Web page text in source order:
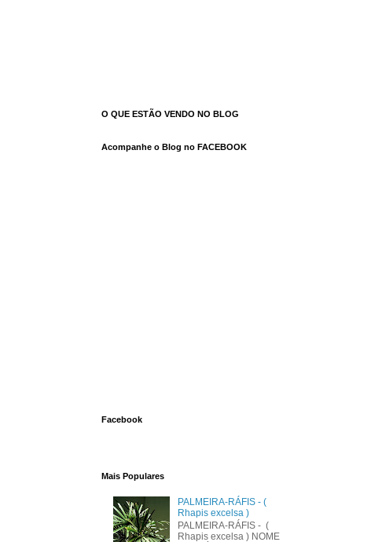
O QUE ESTÃO VENDO NO BLOG
Acompanhe o Blog no FACEBOOK
Facebook
Mais Populares
PALMEIRA-RÁFIS - (
Rhapis excelsa )
PALMEIRA-RÁFIS - (
Rhapis excelsa ) NOME